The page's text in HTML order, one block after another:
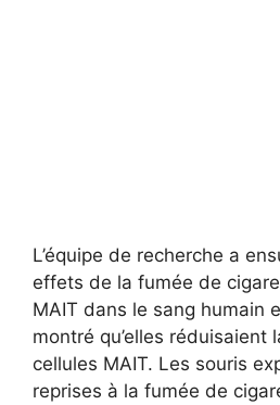
L’équipe de recherche a
effets de la fumée de
MAIT dans le sang humain
montré qu’elles réduisaient
cellules MAIT. Les souris
reprises à la fumée de